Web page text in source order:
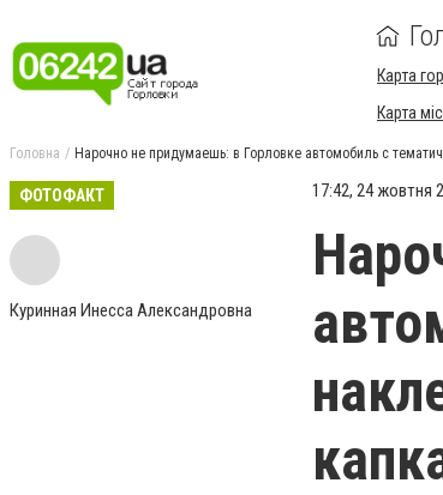
Карта
Карта
Головна Нарочно не придумаешь: в Горловке автомобиль с
ФОТОФАКТ
Куринная Инесса Александровна
17:42, 24 жовтня